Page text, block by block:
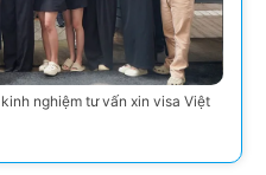
nghiệm tư vấn xin visa Việt